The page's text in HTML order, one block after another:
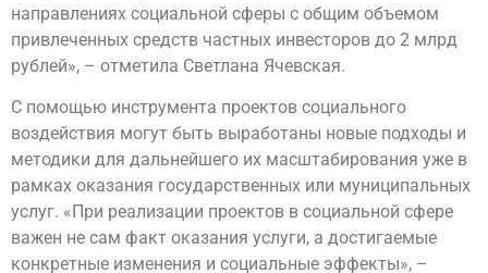
направлениях социальной сферы с общим объемом
привлеченных средств частных инвесторов до 2 млрд
рублей», – отметила Светлана Ячевская.
С помощью инструмента проектов социального
воздействия могут быть выработаны новые подходы и
методики для дальнейшего их масштабирования уже в
рамках оказания государственных или муниципальных
услуг. «При реализации проектов в социальной сфере
важен не сам факт оказания услуги, а достигаемые
конкретные изменения и социальные эффекты», –